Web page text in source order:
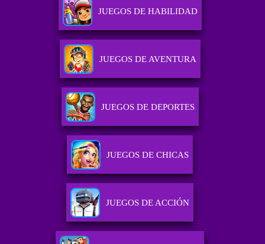
JUEGOS DE HABILIDAD
JUEGOS DE AVENTURA
JUEGOS DE DEPORTES
JUEGOS DE CHICAS
JUEGOS DE ACCIÓN